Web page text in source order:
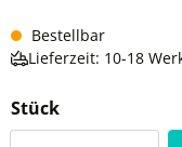
Bestellbar
Lieferzeit: 10-18
Stück